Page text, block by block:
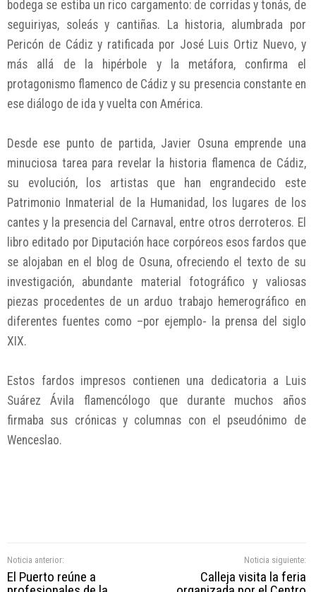
bodega se estiba un rico cargamento: de corridas y tonás, de
seguiriyas, soleás y cantiñas. La historia, alumbrada por
Pericón de Cádiz y ratificada por José Luis Ortiz Nuevo, y
más allá de la hipérbole y la metáfora, confirma el
protagonismo flamenco de Cádiz y su presencia constante en
ese diálogo de ida y vuelta con América.
Desde ese punto de partida, Javier Osuna emprende una
minuciosa tarea para revelar la historia flamenca de Cádiz,
su evolución, los artistas que han engrandecido este
Patrimonio Inmaterial de la Humanidad, los lugares de los
cantes y la presencia del Carnaval, entre otros derroteros. El
libro editado por Diputación hace corpóreos esos fardos que
se alojaban en el blog de Osuna, ofreciendo el texto de su
investigación, abundante material fotográfico y valiosas
piezas procedentes de un arduo trabajo hemerográfico en
diferentes fuentes como –por ejemplo- la prensa del siglo
XIX.
Estos fardos impresos contienen una dedicatoria a Luis
Suárez Ávila flamencólogo que durante muchos años
firmaba sus crónicas y columnas con el pseudónimo de
Wenceslao.
Noticia anterior:
El Puerto reúne a
Noticia siguiente:
Calleja visita la feria